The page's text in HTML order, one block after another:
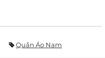
Quần Áo Nam